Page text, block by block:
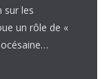
sur les
un rôle de «